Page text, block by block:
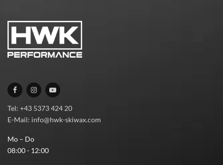
Tel: +43 5373 424 20
E-Mail: info@hwk-skiwax.com
Mo – Do
08:00 - 12:00